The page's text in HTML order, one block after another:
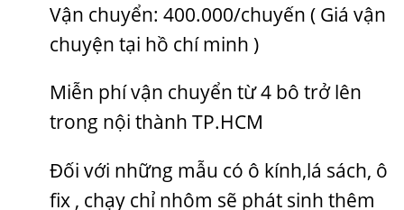
Vận chuyển: 400.000/chuyến ( Giá vận
chuyện tại hồ chí minh )
Miễn phí vận chuyển từ 4 bô trở lên
trong nội thành TP.HCM
Đối với những mẫu có ô kính,lá sách, ô
fix , chạy chỉ nhôm sẽ phát sinh thêm